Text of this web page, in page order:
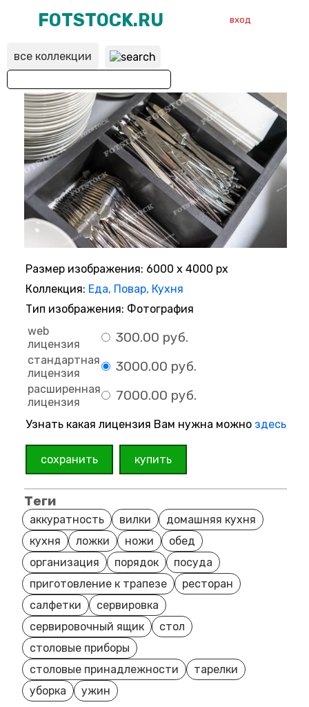
FOTSTOCK.RU
ВХОД
РЕГИСТРАЦИЯ
вход
все коллекции
Размер изображения: 6000 x 4000 px
Коллекция: Еда, Повар, Кухня
Тип изображения: Фотография
web
лицензия
300.00 руб.
стандартная
лицензия
3000.00 руб.
расширенная
лицензия
7000.00 руб.
Узнать какая лицензия Вам нужна можно здесь
сохранить купить
Теги
аккуратность вилки
домашняя кухня
кухня
ложки ножи
обед
организация
порядок
посуда
приготовление к трапезе
ресторан
салфетки
сервировка
сервировочный ящик
стол
столовые приборы
столовые принадлежности
тарелки
уборка
ужин